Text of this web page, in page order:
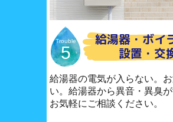
Trouble
5
給湯器・ボイ
設置・交
給湯器の電気が入らない。
い。給湯器から異音・異臭が
お気軽にご相談ください。